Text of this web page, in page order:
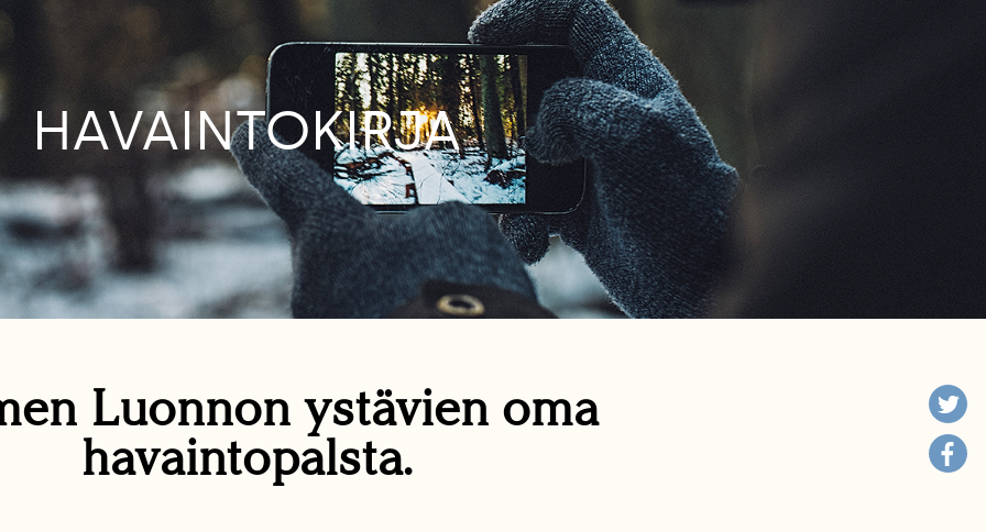
HAVAINTOKIRJA
Luonnon ystävien oma
havaintopalsta.